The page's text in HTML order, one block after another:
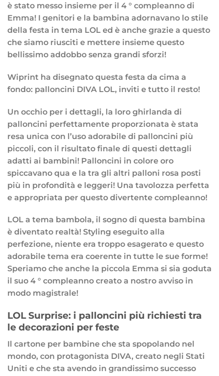
è stato messo insieme per il 4 ° compleanno di
Emma! I genitori e la bambina adornavano lo stile
della festa in tema LOL ed è anche grazie a questo
che siamo riusciti e mettere insieme questo
bellissimo addobbo senza grandi sforzi!
Wiprint ha disegnato questa festa da cima a
fondo: palloncini DIVA LOL, inviti e tutto il resto!
Un occhio per i dettagli, la loro ghirlanda di
palloncini perfettamente proporzionata è stata
resa unica con l’uso adorabile di palloncini più
piccoli, con il risultato finale di questi dettagli
adatti ai bambini! Palloncini in colore oro
spiccavano qua e la tra gli altri palloni rosa posti
più in profondità e leggeri! Una tavolozza perfetta
e appropriata per questo divertente compleanno!
LOL a tema bambola, il sogno di questa bambina
è diventato realtà! Styling eseguito alla
perfezione, niente era troppo esagerato e questo
adorabile tema era coerente in tutte le sue forme!
Speriamo che anche la piccola Emma si sia goduta
il suo 4 ° compleanno creato a nostro avviso in
modo magistrale!
LOL Surprise: i palloncini più richiesti tra
le decorazioni per feste
Il cartone per bambine che sta spopolando nel
mondo, con protagonista DIVA, creato negli Stati
Uniti e che sta avendo in grandissimo successo